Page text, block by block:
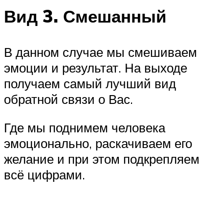
Вид 3. Смешанный
В данном случае мы смешиваем
эмоции и результат. На выходе
получаем самый лучший вид
обратной связи о Вас.
Где мы поднимем человека
эмоционально, раскачиваем его
желание и при этом подкрепляем
всё цифрами.